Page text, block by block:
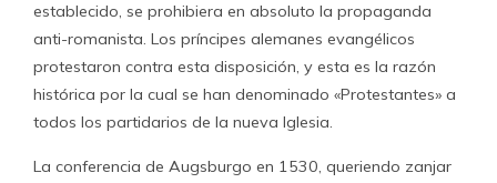
establecido, se prohibiera en absoluto la propaganda
anti-romanista. Los príncipes alemanes evangélicos
protestaron contra esta disposición, y esta es la razón
histórica por la cual se han denominado «Protestantes» a
todos los partidarios de la nueva Iglesia.
La conferencia de Augsburgo en 1530, queriendo zanjar